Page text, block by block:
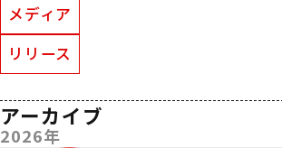
メディア
リリース
アーカイブ
2026年